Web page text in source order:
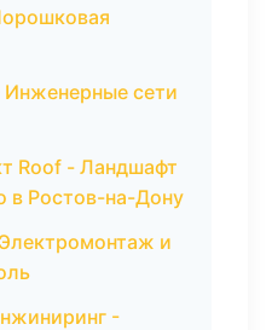
сети
Roof - Ландшафт
в Ростов-на-Дону
и
-